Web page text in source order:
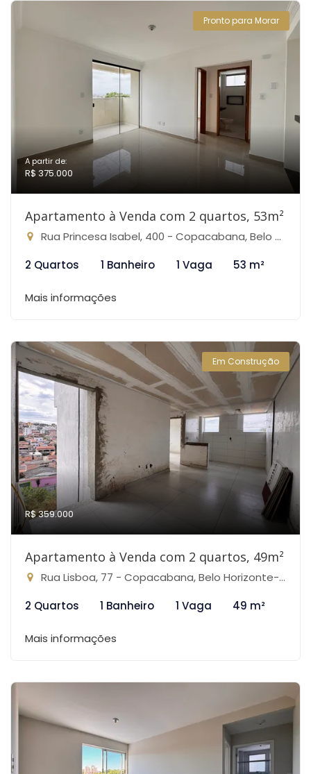
Pronto para Morar
A partir de:
R$ 375.000
Apartamento à Venda com 2 quartos, 53m²
Rua Princesa Isabel, 400 - Copacabana, Belo Horizonte-MG
2 Quartos
1 Banheiro 1 Vaga 53 m²
Mais informações
Em Construção
R$ 359.000
Apartamento à Venda com 2 quartos, 49m²
Rua Lisboa, 77 - Copacabana, Belo Horizonte-MG
2 Quartos
1 Banheiro 1 Vaga 49 m²
Mais informações